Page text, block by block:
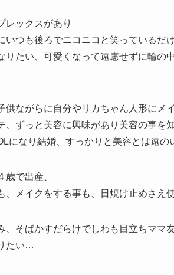
レックスがあり
つも後ろでニコニコと笑っているだ
たい、可愛くなって遠慮せずに輪の
供ながらに自分やリカちゃん人形にメ
、ずっと美容に興味があり美容の事を
になり結婚、すっかりと美容とは遠の
で出産、
、メイクをする事も、日焼け止めさえ
、そばかすだらけでしわも目立ちママ
たい…